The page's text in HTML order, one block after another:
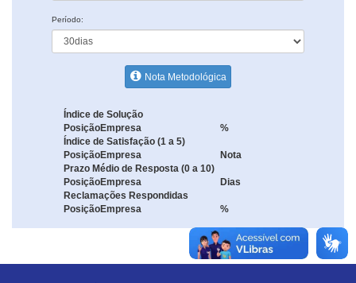
Período:
Nota Metodológica
Índice de Solução
PosiçãoEmpresa
%
Índice de Satisfação (1 a 5)
PosiçãoEmpresa
Nota
Prazo Médio de Resposta (0 a 10)
PosiçãoEmpresa
Dias
Reclamações Respondidas
PosiçãoEmpresa %